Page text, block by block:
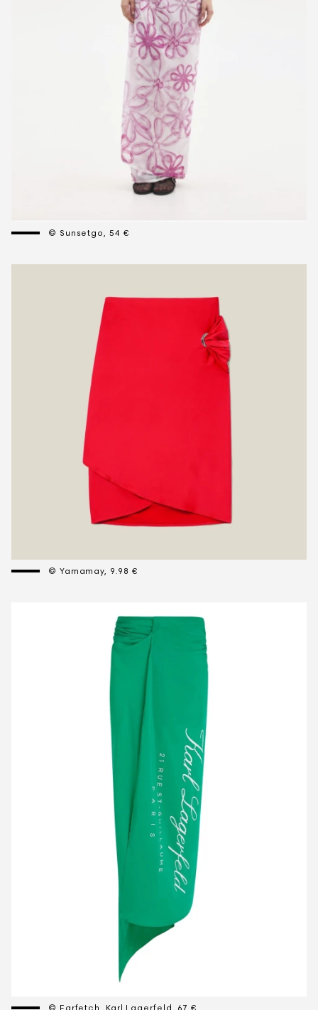
© Sunsetgo, 54 €
© Yamamay, 9.98 €
© Farfetch, Karl Lagerfeld, 67 €